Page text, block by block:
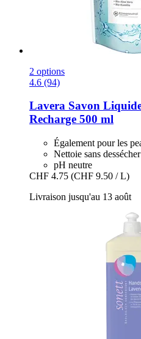
2 options
4.6 (94)
Lavera Savon
Recharge 500 ml
Également pour les
Nettoie sans dessécher
pH neutre
CHF 4.75 (CHF 9.50 / L)
Livraison jusqu'au 13 août